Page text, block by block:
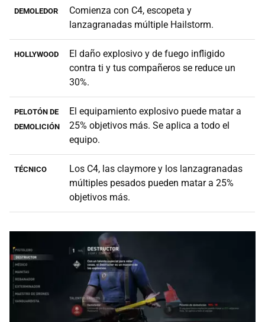
DEMOLEDOR
Comienza con C4, escopeta y
lanzagranadas múltiple Hailstorm.
HOLLYWOOD
El daño explosivo y de fuego infligido
contra ti y tus compañeros se reduce un
30%.
PELOTÓN DE
DEMOLICIÓN
El equipamiento explosivo puede matar a
25% objetivos más. Se aplica a todo el
equipo.
TÉCNICO
Los C4, las claymore y los lanzagranadas
múltiples pesados pueden matar a 25%
objetivos más.